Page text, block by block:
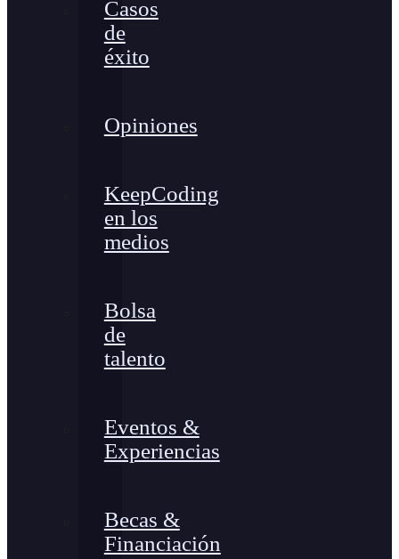
Casos
de
éxito
Opiniones
KeepCoding
en los
medios
Bolsa
de
talento
Eventos &
Experiencias
Becas &
Financiación